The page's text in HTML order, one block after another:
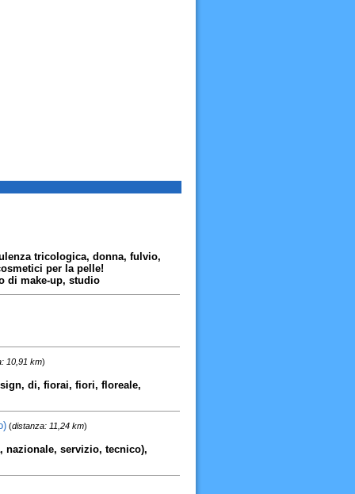
tricologica, donna, fulvio,
per la pelle!
di make-up, studio
10,91 km)
di, fiorai, fiori, floreale,
(distanza: 11,24 km)
nazionale, servizio, tecnico),